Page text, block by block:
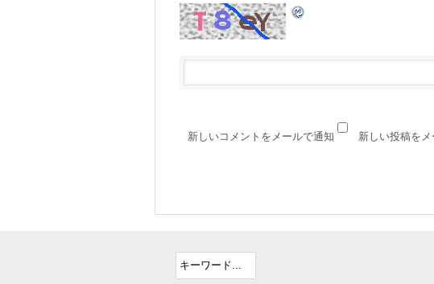
新しいコメントをメールで通知 新しい投稿を